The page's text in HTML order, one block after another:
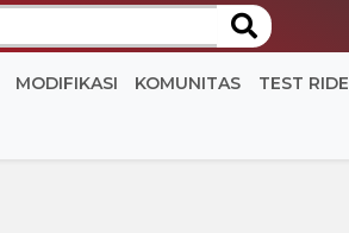
MODIFIKASI KOMUNITAS TEST RIDE